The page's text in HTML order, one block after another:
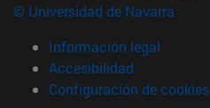
© Universidad de Navarra
Información legal
Accesibilidad
Configuración de cookies